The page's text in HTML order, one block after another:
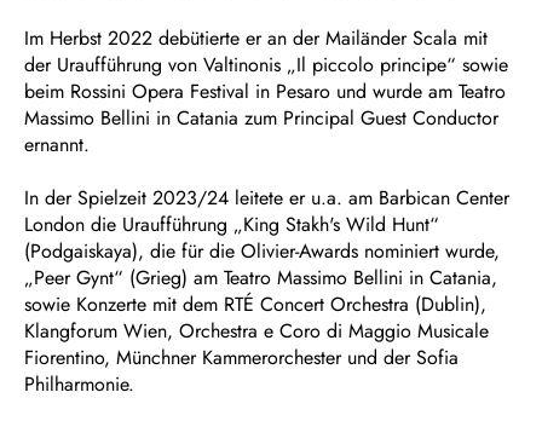
Im Herbst 2022 debütierte er an der Mailänder Scala mit
der Uraufführung von Valtinonis „Il piccolo principe“ sowie
beim Rossini Opera Festival in Pesaro und wurde am Teatro
Massimo Bellini in Catania zum Principal Guest Conductor
ernannt.
In der Spielzeit 2023/24 leitete er u.a. am Barbican Center
London die Uraufführung „King Stakh's Wild Hunt“
(Podgaiskaya), die für die Olivier-Awards nominiert wurde,
„Peer Gynt“ (Grieg) am Teatro Massimo Bellini in Catania,
sowie Konzerte mit dem RTÉ Concert Orchestra (Dublin),
Klangforum Wien, Orchestra e Coro di Maggio Musicale
Fiorentino, Münchner Kammerorchester und der Sofia
Philharmonie.